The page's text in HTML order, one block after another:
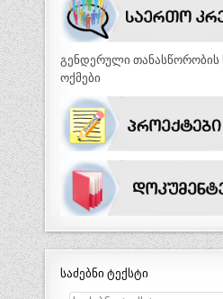
გენდერული თანასწორობის
ოქმები
საძებნი ტექსტი